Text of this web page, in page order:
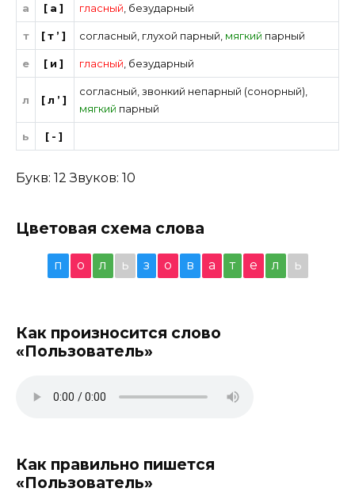
а [а] гласный безударный
т [т’] согласный глухой парный мягкий парный
е [и] гласный безударный
л [л’]
согласный ,звонкий непарный (сонорный)
мягкий парный
ь [-]
Букв: 12 Звуков: 10
Цветовая схема слова
п о л ь з о в а т е л ь
Как произносится слово
«Пользователь»
Как правильно пишется
«Пользователь»